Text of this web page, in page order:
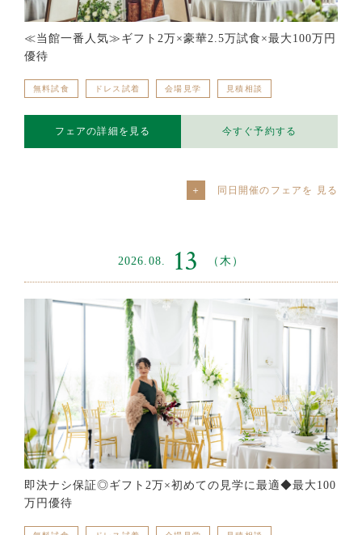
≪当館一番人気≫ギフト2万×豪華2.5万試食×最大100万円
優待
無料試食 ドレス試着 会場見学 見積相談
フェアの詳細を見る 今すぐ予約する
同日開催のフェアを
2026.08. 13 （木）
即決ナシ保証◎ギフト2万×初めての見学に最適◆最大100
万円優待